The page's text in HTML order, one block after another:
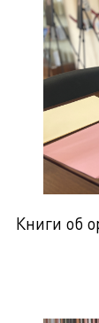
Книги об